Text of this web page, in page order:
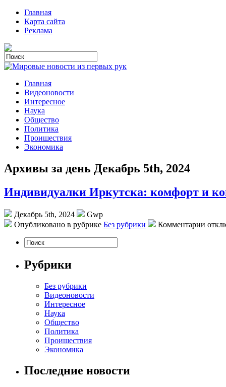
Главная
Карта сайта
Реклама
Главная
Видеоновости
Интересное
Наука
Общество
Политика
Проишествия
Экономика
Архивы за день Декабрь 5th, 2024
Индивидуалки Иркутска: комфорт и
Декабрь 5th, 2024
Gwp
Опубликовано в рубрике Без рубрики Комментарии
Рубрики
Без рубрики
Видеоновости
Интересное
Наука
Общество
Политика
Проишествия
Экономика
Последние новости